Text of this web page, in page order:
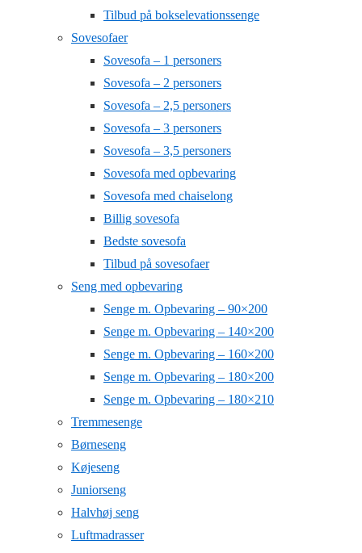
Tilbud på bokselevationssenge
Sovesofaer
Sovesofa – 1 personers
Sovesofa – 2 personers
Sovesofa – 2,5 personers
Sovesofa – 3 personers
Sovesofa – 3,5 personers
Sovesofa med opbevaring
Sovesofa med chaiselong
Billig sovesofa
Bedste sovesofa
Tilbud på sovesofaer
Seng med opbevaring
Senge m. Opbevaring – 90×200
Senge m. Opbevaring – 140×200
Senge m. Opbevaring – 160×200
Senge m. Opbevaring – 180×200
Senge m. Opbevaring – 180×210
Tremmesenge
Børneseng
Køjeseng
Juniorseng
Halvhøj seng
Luftmadrasser